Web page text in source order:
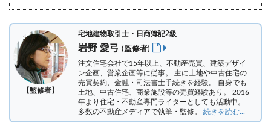
【監修者】
宅地建物取引士・日商簿記2級
岩野 愛弓 (監修者)
注文住宅会社で15年以上、不動産売買、建築デザイ
ン企画、営業企画等に従事。 主に土地や中古住宅の
売買契約、金融・司法書士手続きを経験。 自身でも
土地、中古住宅、商業施設等の売買経験あり。 2016
年より住宅・不動産専門ライターとしても活動中。
多数の不動産メディアで執筆・監修。 続きを読む...